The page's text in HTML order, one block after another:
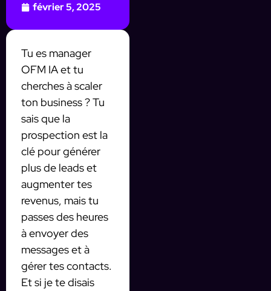
février 5, 2025
Tu es manager
OFM IA et tu
cherches à scaler
ton business ? Tu
sais que la
prospection est la
clé pour générer
plus de leads et
augmenter tes
revenus, mais tu
passes des heures
à envoyer des
messages et à
gérer tes contacts.
Et si je te disais